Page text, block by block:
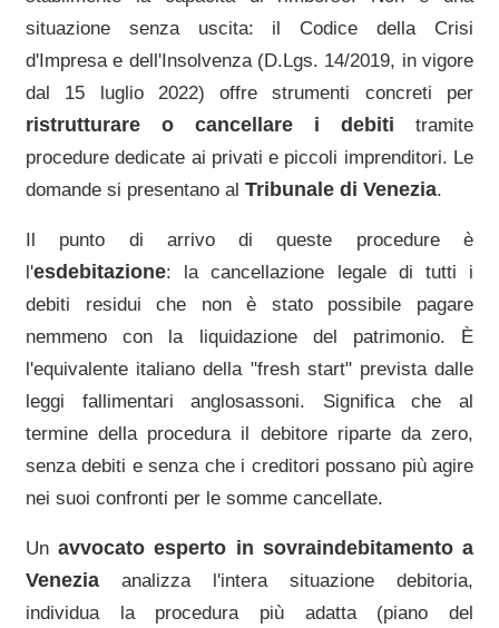
situazione senza uscita: il Codice della Crisi
d'Impresa e dell'Insolvenza (D.Lgs. 14/2019, in vigore
dal 15 luglio 2022) offre strumenti concreti per
ristrutturare o cancellare i debiti
tramite
procedure dedicate ai privati e piccoli imprenditori. Le
domande si presentano al Tribunale di Venezia.
Il punto di arrivo di queste procedure è
l'esdebitazione: la cancellazione legale di tutti i
debiti residui che non è stato possibile pagare
nemmeno con la liquidazione del patrimonio. È
l'equivalente italiano della "fresh start" prevista dalle
leggi fallimentari anglosassoni. Significa che al
termine della procedura il debitore riparte da zero,
senza debiti e senza che i creditori possano più agire
nei suoi confronti per le somme cancellate.
Un avvocato esperto in sovraindebitamento a
Venezia
analizza l'intera situazione debitoria,
individua la procedura più adatta (piano del